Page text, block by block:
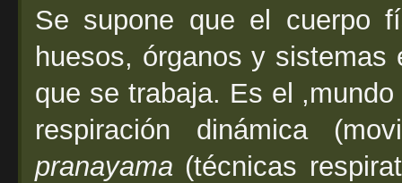
Se supone que el cuerpo
huesos, órganos y
que se trabaja. Es el
respiración dinámica
pranayama (técnicas